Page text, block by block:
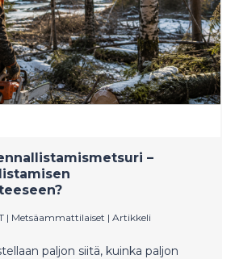
–
| Metsäammattilaiset | Artikkeli
paljon siitä, kuinka paljon